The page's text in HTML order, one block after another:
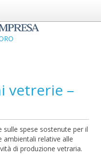
vetrerie –
spese sostenute per il
relative alle
di produzione vetraria.